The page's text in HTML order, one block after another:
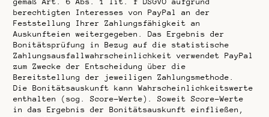
berechtigten Interesses von PayPal an der
Feststellung Ihrer Zahlungsfähigkeit an
Auskunfteien weitergegeben. Das Ergebnis der
Bonitätsprüfung in Bezug auf die statistische
Zahlungsausfallwahrscheinlichkeit verwendet PayPal
zum Zwecke der Entscheidung über die
Bereitstellung der jeweiligen Zahlungsmethode.
Die Bonitätsauskunft kann Wahrscheinlichkeitswerte
enthalten (sog. Score-Werte). Soweit Score-Werte
in das Ergebnis der Bonitätsauskunft einfließen,